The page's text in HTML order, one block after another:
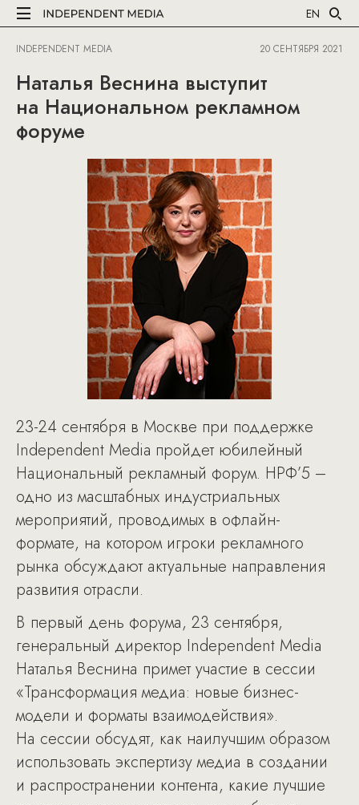
EN
INDEPENDENT MEDIA 20 СЕНТЯБРЯ 2021
Наталья Веснина выступит
на Национальном рекламном
форуме
23-24 сентября в Москве при поддержке
Independent Media пройдет юбилейный
Национальный рекламный форум. НРФ’5 –
одно из масштабных индустриальных
мероприятий, проводимых в офлайн-
формате, на котором игроки рекламного
рынка обсуждают актуальные направления
развития отрасли.
В первый день форума, 23 сентября,
генеральный директор Independent Media
Наталья Веснина примет участие в сессии
«Трансформация медиа: новые бизнес-
модели и форматы взаимодействия».
На сессии обсудят, как наилучшим образом
использовать экспертизу медиа в создании
и распространении контента, какие лучшие